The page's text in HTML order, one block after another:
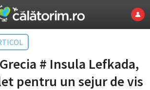
# Insula Lefkada,
pentru un sejur de vis